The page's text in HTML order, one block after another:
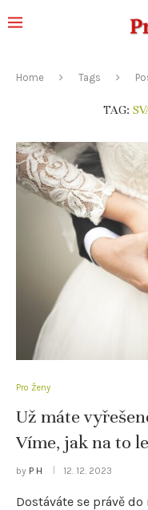
Home Tags
TAG:
Pro Ženy
Už máte
Víme, jak na to
by P H 12. 12. 2023
Dostáváte se právě